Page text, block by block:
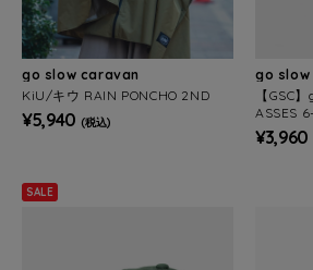
go slow caravan
KiU/キウ RAIN PONCHO 2ND
¥5,940 (税込)
go slow
【GSC
ASSES
¥3,960
SALE